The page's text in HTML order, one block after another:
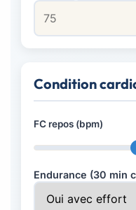
Condition
FC repos (bpm)
Endurance (30 min